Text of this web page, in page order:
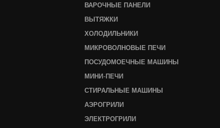
ВАРОЧНЫЕ ПАНЕЛИ
ВЫТЯЖКИ
ХОЛОДИЛЬНИКИ
МИКРОВОЛНОВЫЕ ПЕЧИ
ПОСУДОМОЕЧНЫЕ МАШИНЫ
МИНИ-ПЕЧИ
СТИРАЛЬНЫЕ МАШИНЫ
АЭРОГРИЛИ
ЭЛЕКТРОГРИЛИ